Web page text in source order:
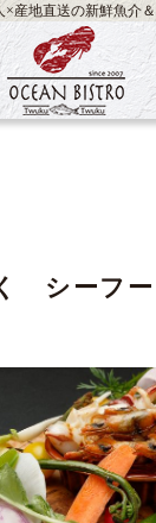
×産地直送の新鮮魚介
シーフ